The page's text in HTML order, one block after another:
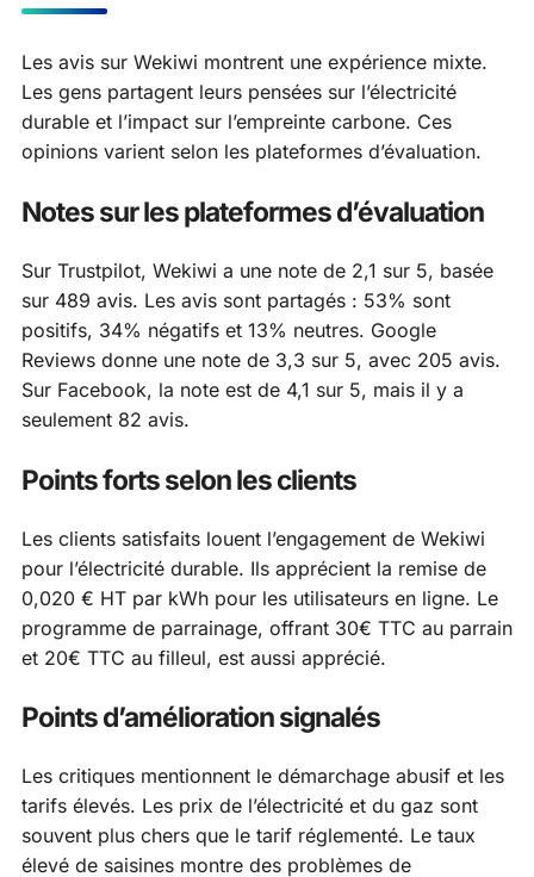
Les avis sur Wekiwi montrent une expérience mixte.
Les gens partagent leurs pensées sur l’électricité
durable et l’impact sur l’empreinte carbone. Ces
opinions varient selon les plateformes d’évaluation.
Notes sur les plateformes d’évaluation
Sur Trustpilot, Wekiwi a une note de 2,1 sur 5, basée
sur 489 avis. Les avis sont partagés : 53% sont
positifs, 34% négatifs et 13% neutres. Google
Reviews donne une note de 3,3 sur 5, avec 205 avis.
Sur Facebook, la note est de 4,1 sur 5, mais il y a
seulement 82 avis.
Points forts selon les clients
Les clients satisfaits louent l’engagement de Wekiwi
pour l’électricité durable. Ils apprécient la remise de
0,020 € HT par kWh pour les utilisateurs en ligne. Le
programme de parrainage, offrant 30€ TTC au parrain
et 20€ TTC au filleul, est aussi apprécié.
Points d’amélioration signalés
Les critiques mentionnent le démarchage abusif et les
tarifs élevés. Les prix de l’électricité et du gaz sont
souvent plus chers que le tarif réglementé. Le taux
élevé de saisines montre des problèmes de